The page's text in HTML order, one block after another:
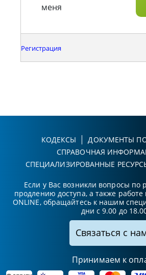
меня
Регистрация
КОДЕКСЫ
ДОКУМЕНТЫ
СПРАВОЧНАЯ
СПЕЦИАЛИЗИРОВАННЫЕ
Если у Вас возникли вопросы по
продлению доступа, а также
ONLINE, обращайтесь к нашим
дни с 9.00 до
Связаться с
Принимаем к